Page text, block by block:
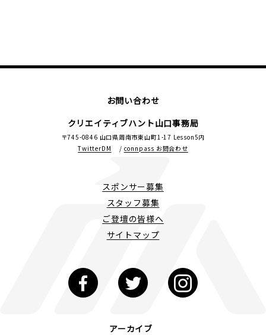
お問い合わせ
クリエイティブハント山口事務局
〒745-0846 山口県周南市東山町1-17 Lesson5内
TwitterDM / connpass お問合わせ
スポンサー募集
スタッフ募集
ご登壇の皆様へ
サイトマップ
アーカイブ